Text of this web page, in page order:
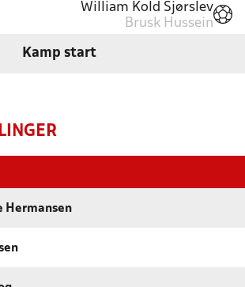
William Kold Sjørslev
Brusk Hussein
Kamp start
Hermansen